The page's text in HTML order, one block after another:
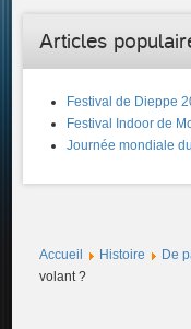
Articles
Festival de Dieppe
Festival Indoor de
Journée mondiale
Accueil Histoire De
volant ?